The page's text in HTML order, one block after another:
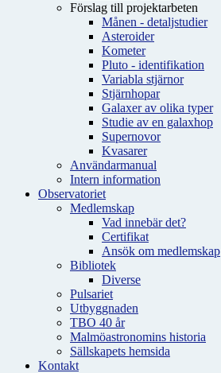
Förslag till projektarbeten
Månen - detaljstudier
Asteroider
Kometer
Pluto - identifikation
Variabla stjärnor
Stjärnhopar
Galaxer av olika typer
Studie av en galaxhop
Supernovor
Kvasarer
Användarmanual
Intern information
Observatoriet
Medlemskap
Vad innebär det?
Certifikat
Ansök om medlemskap
Bibliotek
Diverse
Pulsariet
Utbyggnaden
TBO 40 år
Malmöastronomins historia
Sällskapets hemsida
Kontakt